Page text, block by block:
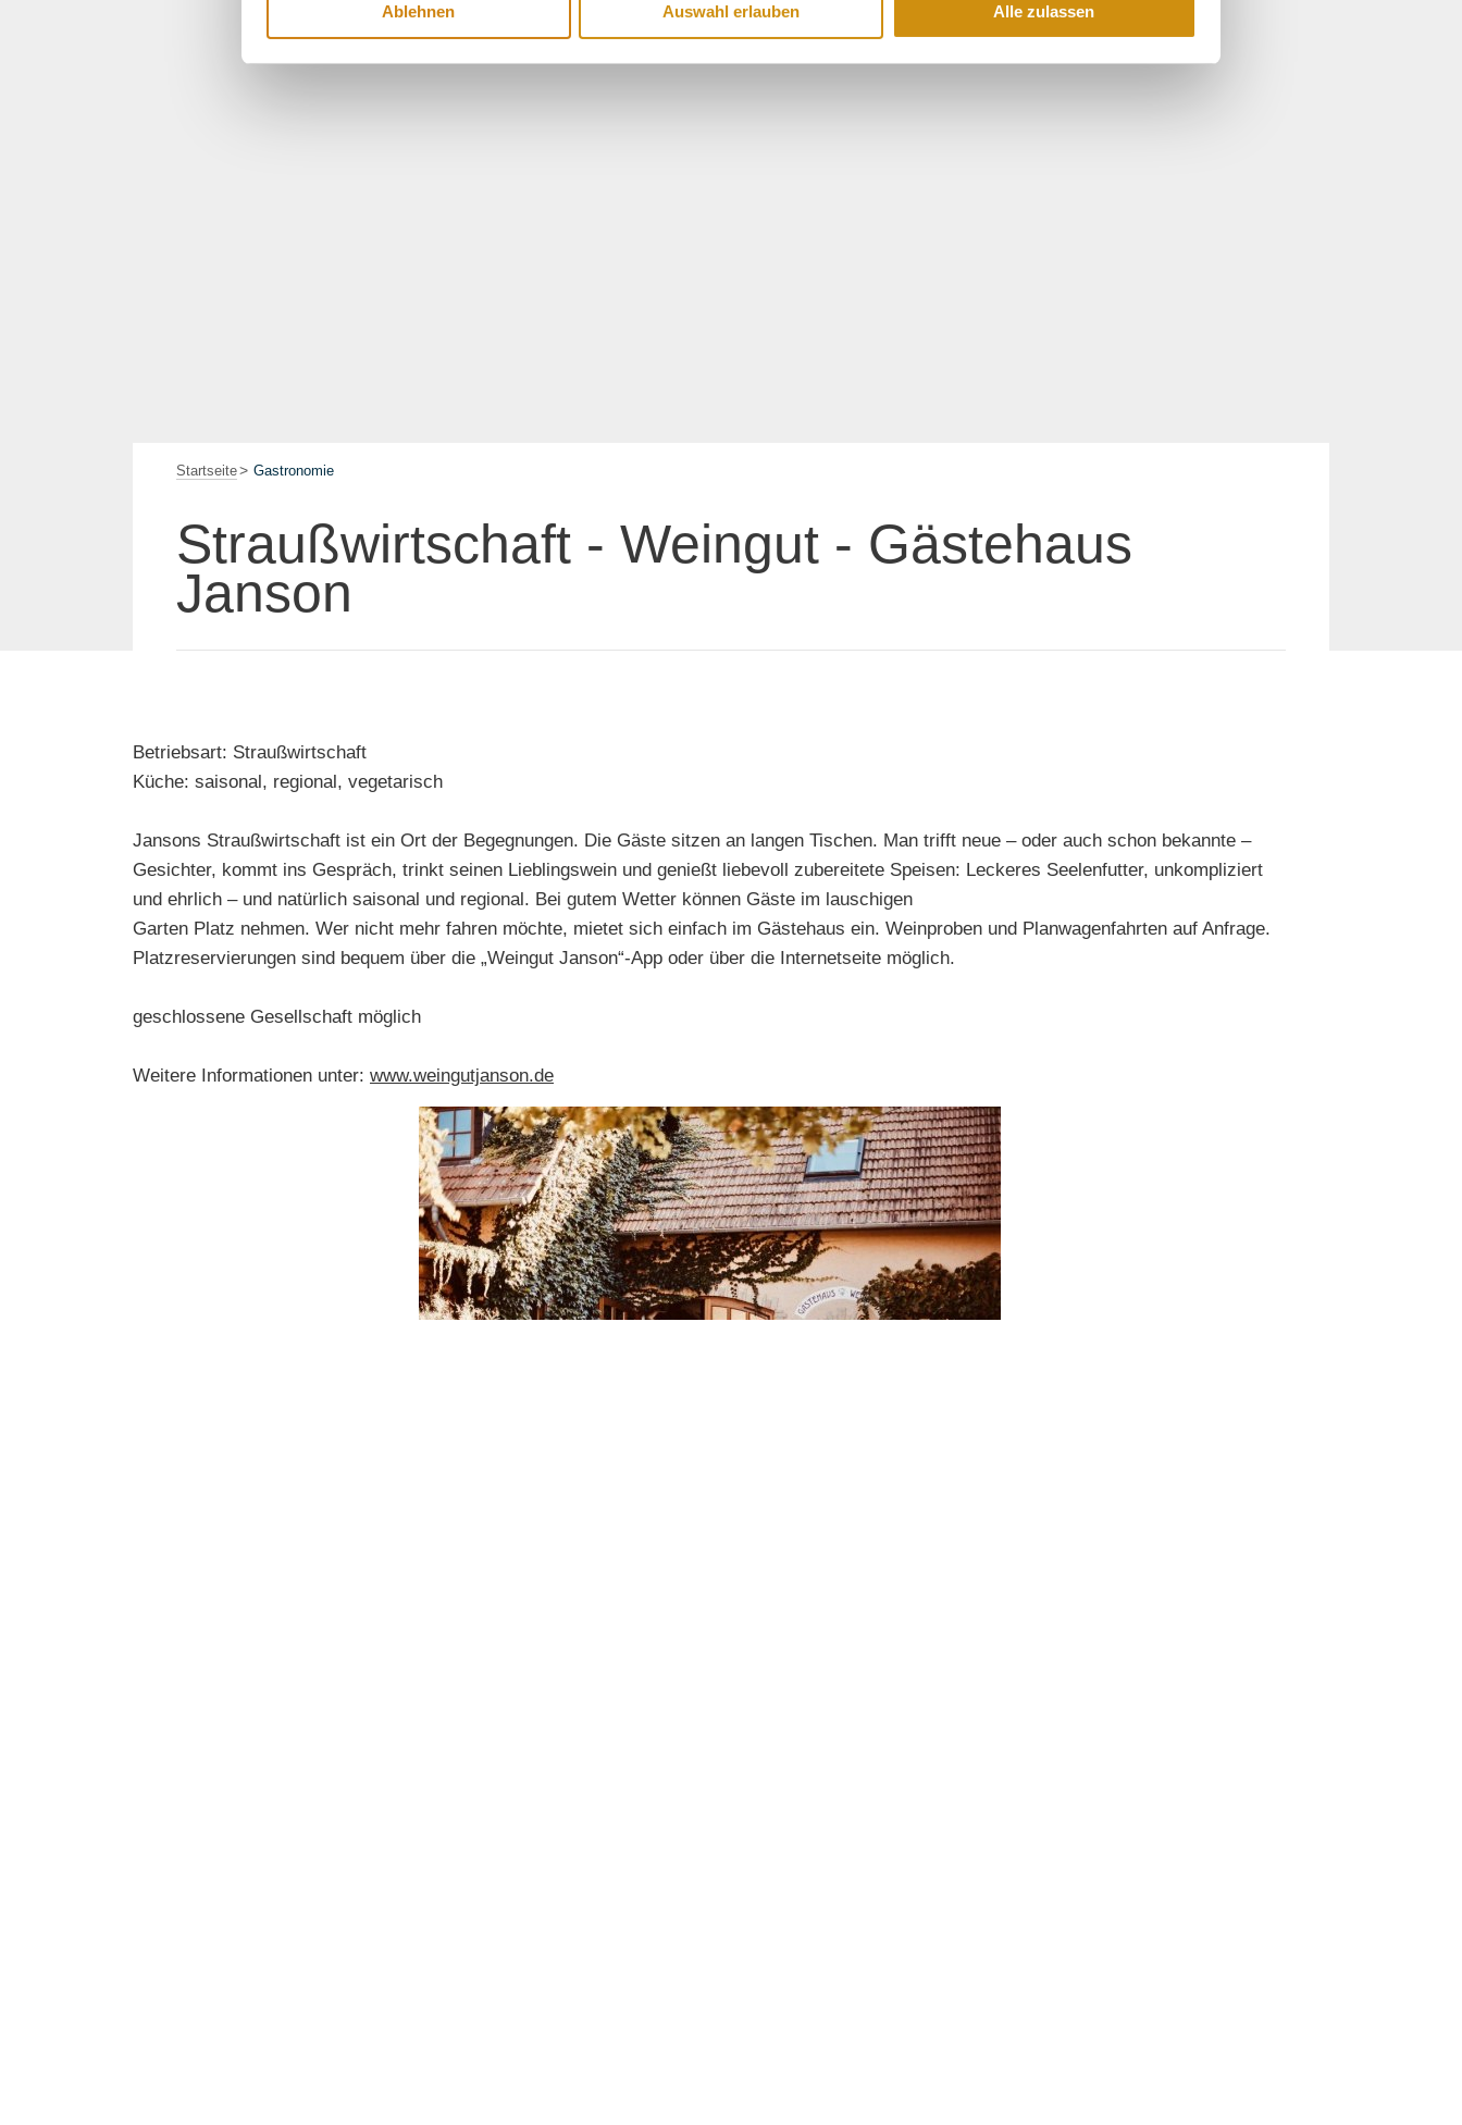
Ablehnen Auswahl erlauben Alle zulassen
Startseite Gastronomie
Straußwirtschaft - Weingut - Gästehaus
Janson
Betriebsart: Straußwirtschaft
Küche: saisonal, regional, vegetarisch
Jansons Straußwirtschaft ist ein Ort der Begegnungen. Die Gäste sitzen an langen Tischen. Man trifft neue – oder auch schon bekannte –
Gesichter, kommt ins Gespräch, trinkt seinen Lieblingswein und genießt liebevoll zubereitete Speisen: Leckeres Seelenfutter, unkompliziert
und ehrlich – und natürlich saisonal und regional. Bei gutem Wetter können Gäste im lauschigen
Garten Platz nehmen. Wer nicht mehr fahren möchte, mietet sich einfach im Gästehaus ein. Weinproben und Planwagenfahrten auf Anfrage.
Platzreservierungen sind bequem über die „Weingut Janson“-App oder über die Internetseite möglich.
geschlossene Gesellschaft möglich
Weitere Informationen unter: www.weingutjanson.de